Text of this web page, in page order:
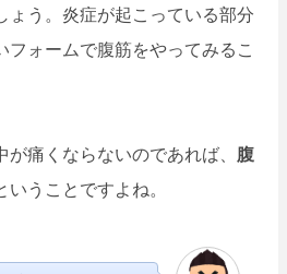
ょう。炎症が起こっている部分
フォームで腹筋をやってみるこ
痛くならないのであれば、 腹
いうことですよね。